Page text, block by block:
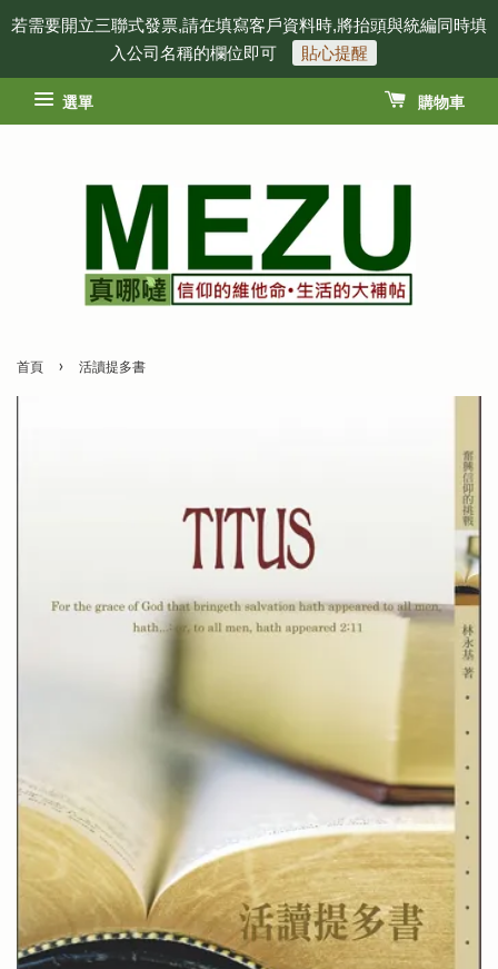
若需要開立三聯式發票,請在填寫客戶資料時,將抬頭與統編同時填
入公司名稱的欄位即可
貼心提醒
選單 購物車
首頁 › 活讀提多書